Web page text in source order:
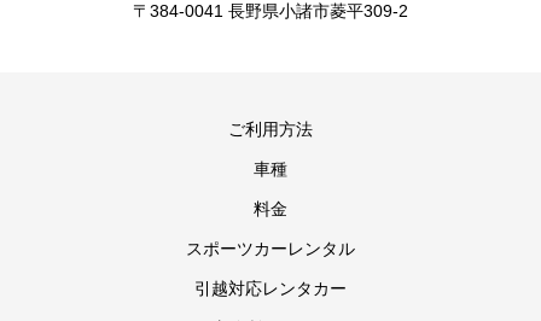
〒384-0041 長野県小諸市菱平309-2
ご利用方法
車種
料金
スポーツカーレンタル
引越対応レンタカー